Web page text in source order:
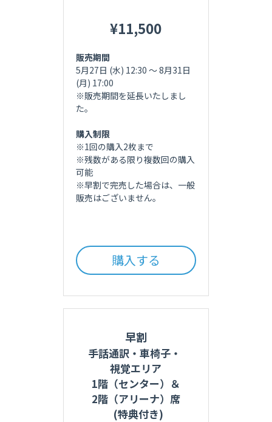
¥11,500
販売期間
5月27日 (水) 12:30 〜 8月31日
(月) 17:00
※販売期間を延長いたしまし
た。
購入制限
※1回の購入2枚まで
※残数がある限り複数回の購入
可能
※早割で完売した場合は、一般
販売はございません。
購入する
早割
手話通訳・車椅子・
視覚エリア
1階（センター）＆
2階（アリーナ）席
  (特典付き)